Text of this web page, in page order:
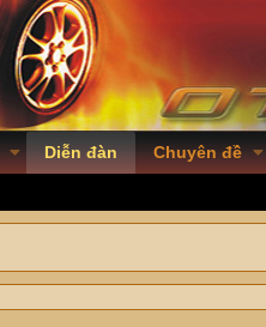
Diễn đàn Chuyên đề